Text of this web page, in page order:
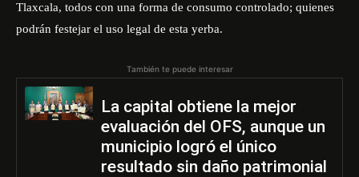
Tlaxcala, todos con una forma de consumo controlado; quienes
podrán festejar el uso legal de esta yerba.
También te puede interesar
La capital obtiene la mejor
evaluación del OFS, aunque un
municipio logró el único
resultado sin daño patrimonial